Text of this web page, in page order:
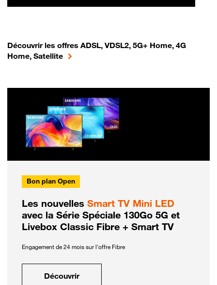
Découvrir les offres ADSL, VDSL2, 5G+ Home, 4G
Home, Satellite
Bon plan Open
Les nouvelles Smart TV Mini LED
avec la Série Spéciale 130Go 5G et
Livebox Classic Fibre + Smart TV
Engagement de 24 mois sur l'offre Fibre
Découvrir